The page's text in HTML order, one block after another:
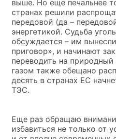
выше. Но еще печальнее
странах решили
передовой (да –
энергетикой. Судьба
обсуждается – им
приговор», и начинают
переводить на
газом также обещано
десять в странах ЕС
ТЭС.
Еще раз обращаю
избавиться не только от